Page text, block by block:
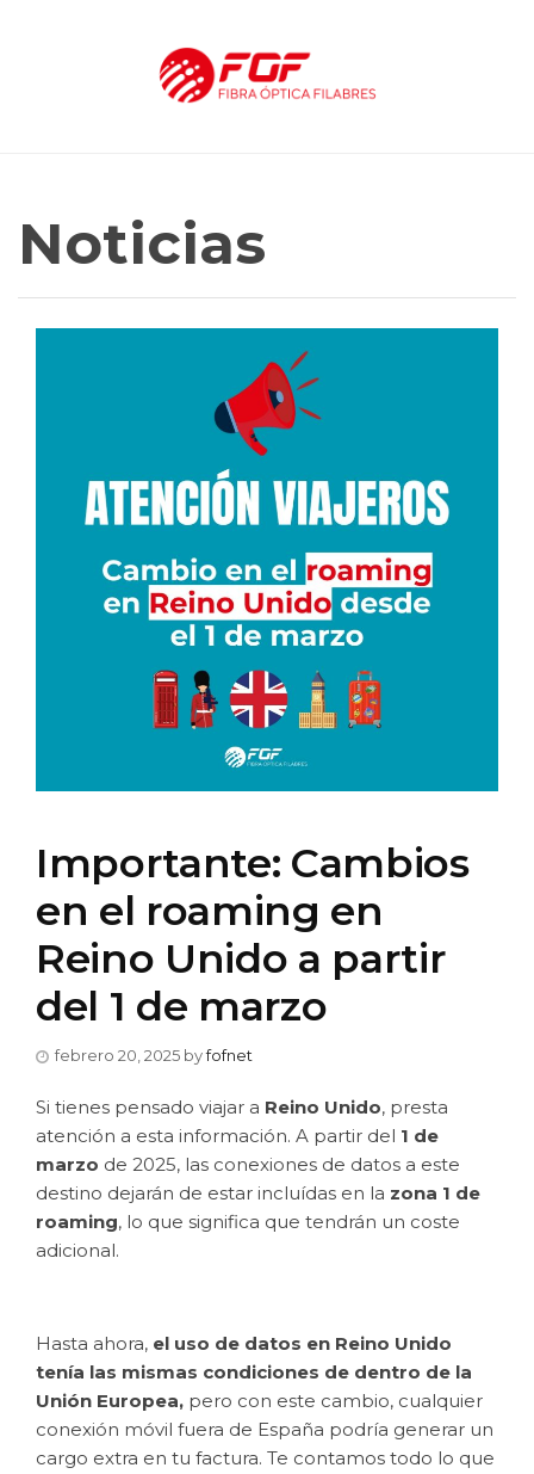
Noticias
Importante: Cambios
en el roaming en
Reino Unido a partir
del 1 de marzo
febrero 20, 2025 byfofnet
Si tienes pensado viajar a Reino Unido, presta
atención a esta información. A partir del 1 de
marzo de 2025, las conexiones de datos a este
destino dejarán de estar incluídas en la zona 1 de
roaming, lo que significa que tendrán un coste
adicional.
Hasta ahora, el uso de datos en Reino Unido
tenía las mismas condiciones de dentro de la
Unión Europea, pero con este cambio, cualquier
conexión móvil fuera de España podría generar un
cargo extra en tu factura. Te contamos todo lo que